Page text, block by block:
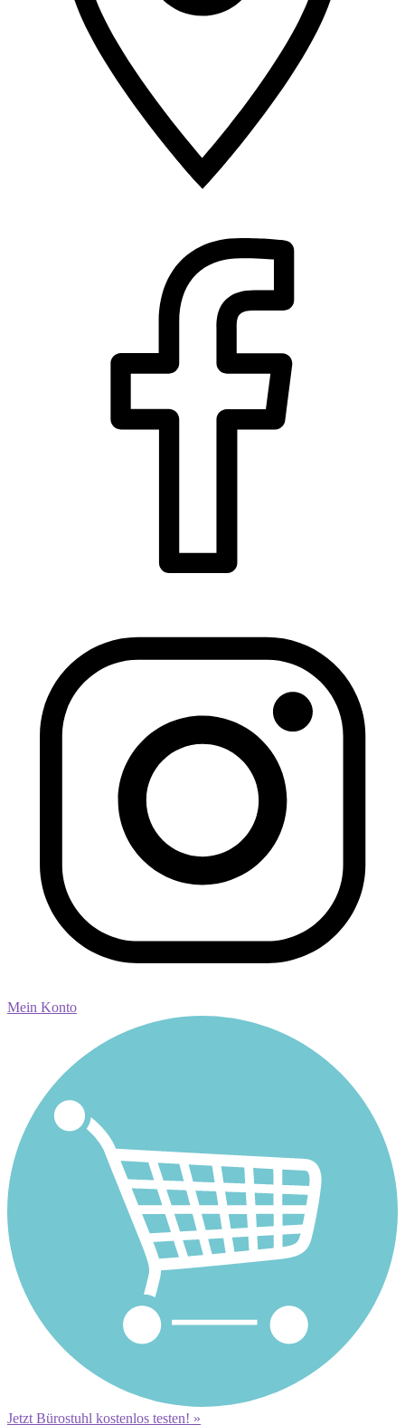
Mein Konto
Jetzt Bürostuhl kostenlos testen! »